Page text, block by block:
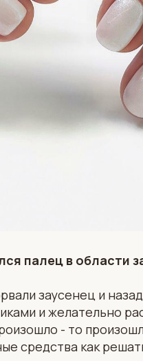
палец в области
заусенец и
и желательно
- то
средства как